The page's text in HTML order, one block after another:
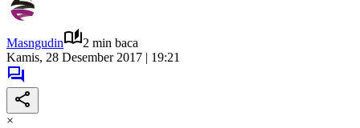
Masngudin
2 min baca
Kamis, 28 Desember 2017 | 19:21
×